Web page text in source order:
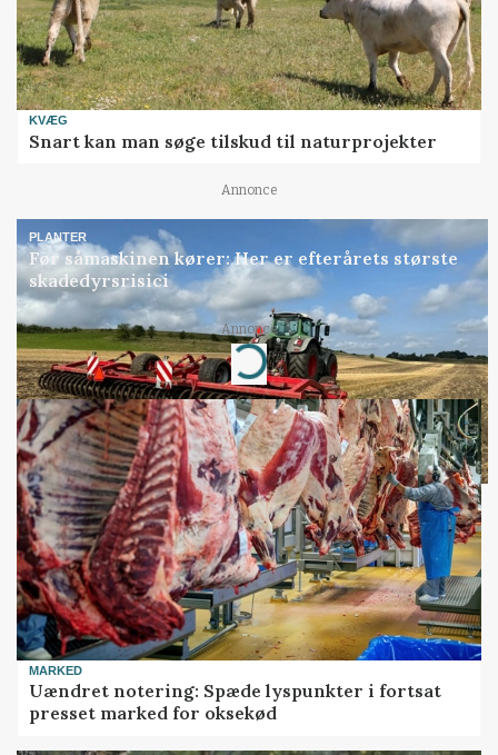
KVÆG
Snart kan man søge tilskud til naturprojekter
Annonce
PLANTER
Før såmaskinen kører: Her er efterårets største
skadedyrsrisici
Annonce
Loading...
MARKED
Uændret notering: Spæde lyspunkter i fortsat
presset marked for oksekød